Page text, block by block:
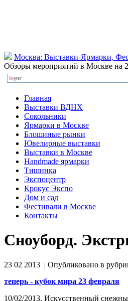
Москва: Выставки-Ярмарки,
Обзоры мероприятий в Москве на
Главная
Выставки ВДНХ
Сокольники
Ярмарки в Москве
Блошиные рынки
Ювелирные выставки
Выставки в Москве
Handmade ярмарки
Тишинка
Экспоцентр
Крокус Экспо
Дом и сад
Фестивали в Москве
Контакты
Сноуборд.
23 02 2013 | Опубликовано в
теперь - кубок мира 23 февраля
10/02/2013. Искусственный